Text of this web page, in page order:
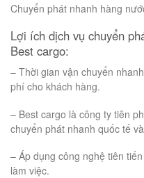
Chuyển phát nhanh hàng
Lợi ích dịch vụ chuyển
Best cargo:
– Thời gian vận chuyển
phí cho khách hàng.
– Best cargo là công ty tiên
chuyển phát nhanh quốc tế
– Áp dụng công nghệ tiên
làm việc.